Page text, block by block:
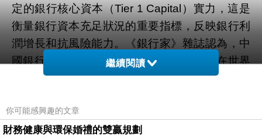
定的銀行核心資本（Tier 1 Capital）實力，這是
衡量銀行資本充足狀況的重要指標，反映銀行利
潤增長和抗風險能力。《銀行家》雜誌認為，中
國銀行業正變得越來越強大。中國銀行業在世界
1000家銀行排行榜上的影響力不斷增強，佔據了
盈利銀行的前四位，並且中國在世界1000家銀行
排行榜中的佔比從2013年的96家升至今年的110
繼續閱讀
你可能感興趣的文章
財務健康與環保婚禮的雙贏規劃